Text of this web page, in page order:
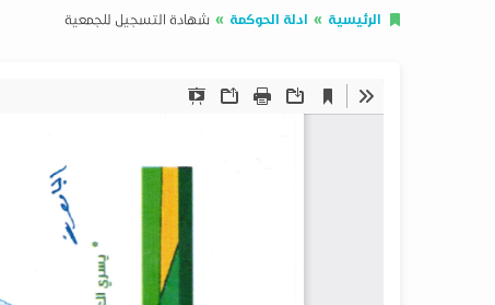
الرئيسية ادلة الحوكمة شهادة التسجيل للجمعية